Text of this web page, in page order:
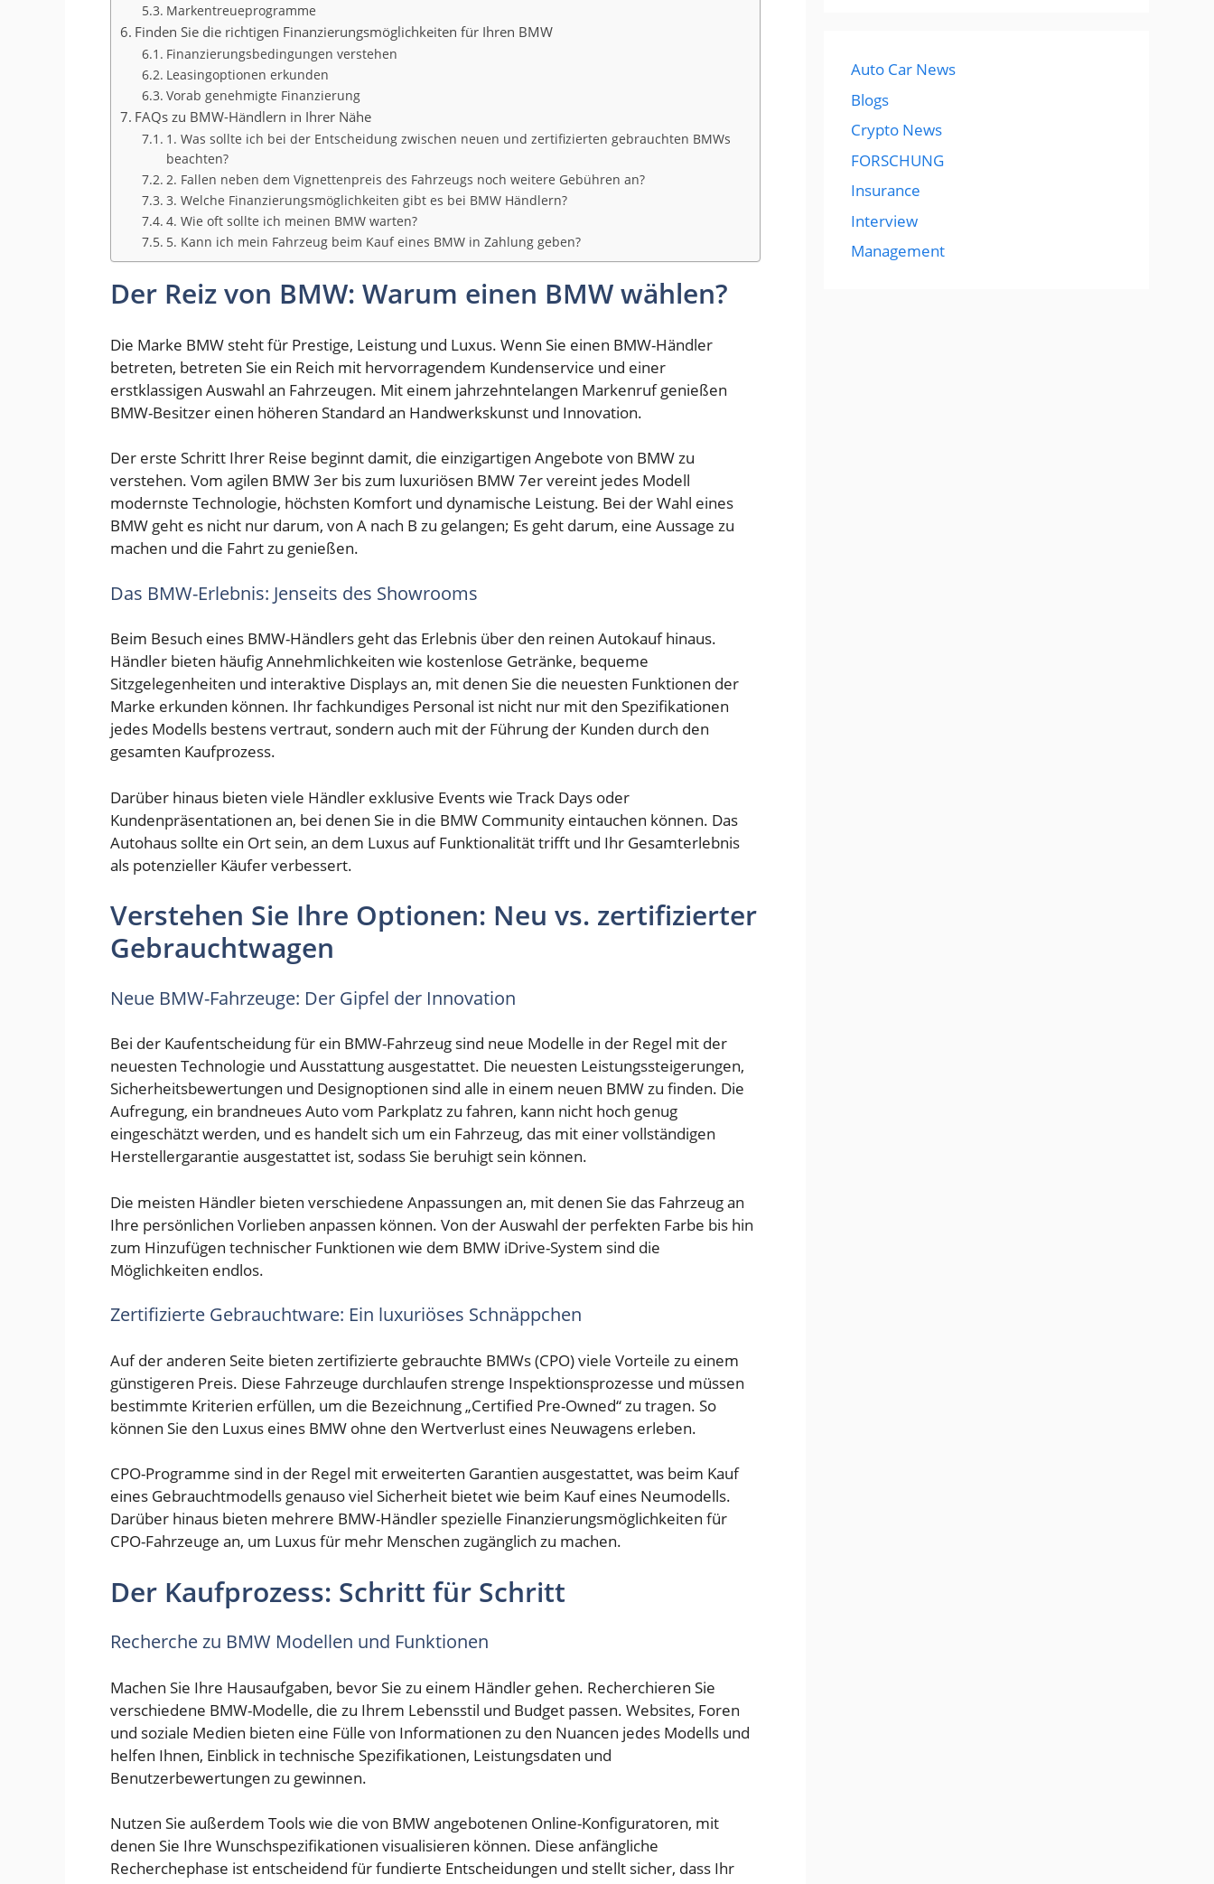
Markentreueprogramme
Finden Sie die richtigen Finanzierungsmöglichkeiten für Ihren BMW
Finanzierungsbedingungen verstehen
Leasingoptionen erkunden
Vorab genehmigte Finanzierung
FAQs zu BMW-Händlern in Ihrer Nähe
1. Was sollte ich bei der Entscheidung zwischen neuen und zertifizierten gebrauchten BMWs
beachten?
2. Fallen neben dem Vignettenpreis des Fahrzeugs noch weitere Gebühren an?
3. Welche Finanzierungsmöglichkeiten gibt es bei BMW Händlern?
4. Wie oft sollte ich meinen BMW warten?
5. Kann ich mein Fahrzeug beim Kauf eines BMW in Zahlung geben?
Der Reiz von BMW: Warum einen BMW wählen?
Die Marke BMW steht für Prestige, Leistung und Luxus. Wenn Sie einen BMW-Händler
betreten, betreten Sie ein Reich mit hervorragendem Kundenservice und einer
erstklassigen Auswahl an Fahrzeugen. Mit einem jahrzehntelangen Markenruf genießen
BMW-Besitzer einen höheren Standard an Handwerkskunst und Innovation.
Der erste Schritt Ihrer Reise beginnt damit, die einzigartigen Angebote von BMW zu
verstehen. Vom agilen BMW 3er bis zum luxuriösen BMW 7er vereint jedes Modell
modernste Technologie, höchsten Komfort und dynamische Leistung. Bei der Wahl eines
BMW geht es nicht nur darum, von A nach B zu gelangen; Es geht darum, eine Aussage zu
machen und die Fahrt zu genießen.
Das BMW-Erlebnis: Jenseits des Showrooms
Beim Besuch eines BMW-Händlers geht das Erlebnis über den reinen Autokauf hinaus.
Händler bieten häufig Annehmlichkeiten wie kostenlose Getränke, bequeme
Sitzgelegenheiten und interaktive Displays an, mit denen Sie die neuesten Funktionen der
Marke erkunden können. Ihr fachkundiges Personal ist nicht nur mit den Spezifikationen
jedes Modells bestens vertraut, sondern auch mit der Führung der Kunden durch den
gesamten Kaufprozess.
Darüber hinaus bieten viele Händler exklusive Events wie Track Days oder
Kundenpräsentationen an, bei denen Sie in die BMW Community eintauchen können. Das
Autohaus sollte ein Ort sein, an dem Luxus auf Funktionalität trifft und Ihr Gesamterlebnis
als potenzieller Käufer verbessert.
Verstehen Sie Ihre Optionen: Neu vs. zertifizierter
Gebrauchtwagen
Neue BMW-Fahrzeuge: Der Gipfel der Innovation
Bei der Kaufentscheidung für ein BMW-Fahrzeug sind neue Modelle in der Regel mit der
neuesten Technologie und Ausstattung ausgestattet. Die neuesten Leistungssteigerungen,
Sicherheitsbewertungen und Designoptionen sind alle in einem neuen BMW zu finden. Die
Aufregung, ein brandneues Auto vom Parkplatz zu fahren, kann nicht hoch genug
eingeschätzt werden, und es handelt sich um ein Fahrzeug, das mit einer vollständigen
Herstellergarantie ausgestattet ist, sodass Sie beruhigt sein können.
Die meisten Händler bieten verschiedene Anpassungen an, mit denen Sie das Fahrzeug an
Ihre persönlichen Vorlieben anpassen können. Von der Auswahl der perfekten Farbe bis hin
zum Hinzufügen technischer Funktionen wie dem BMW iDrive-System sind die
Möglichkeiten endlos.
Zertifizierte Gebrauchtware: Ein luxuriöses Schnäppchen
Auf der anderen Seite bieten zertifizierte gebrauchte BMWs (CPO) viele Vorteile zu einem
günstigeren Preis. Diese Fahrzeuge durchlaufen strenge Inspektionsprozesse und müssen
bestimmte Kriterien erfüllen, um die Bezeichnung „Certified Pre-Owned“ zu tragen. So
können Sie den Luxus eines BMW ohne den Wertverlust eines Neuwagens erleben.
CPO-Programme sind in der Regel mit erweiterten Garantien ausgestattet, was beim Kauf
eines Gebrauchtmodells genauso viel Sicherheit bietet wie beim Kauf eines Neumodells.
Darüber hinaus bieten mehrere BMW-Händler spezielle Finanzierungsmöglichkeiten für
CPO-Fahrzeuge an, um Luxus für mehr Menschen zugänglich zu machen.
Der Kaufprozess: Schritt für Schritt
Recherche zu BMW Modellen und Funktionen
Machen Sie Ihre Hausaufgaben, bevor Sie zu einem Händler gehen. Recherchieren Sie
verschiedene BMW-Modelle, die zu Ihrem Lebensstil und Budget passen. Websites, Foren
und soziale Medien bieten eine Fülle von Informationen zu den Nuancen jedes Modells und
helfen Ihnen, Einblick in technische Spezifikationen, Leistungsdaten und
Benutzerbewertungen zu gewinnen.
Nutzen Sie außerdem Tools wie die von BMW angebotenen Online-Konfiguratoren, mit
denen Sie Ihre Wunschspezifikationen visualisieren können. Diese anfängliche
Recherchephase ist entscheidend für fundierte Entscheidungen und stellt sicher, dass Ihr
Auto Car News
Blogs
Crypto News
FORSCHUNG
Insurance
Interview
Management